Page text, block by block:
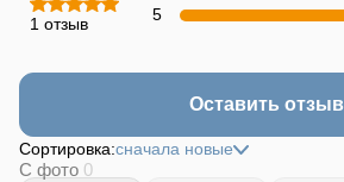
1 отзыв
5
Оставить отзыв
Сортировка:сначала новые
С фото 0